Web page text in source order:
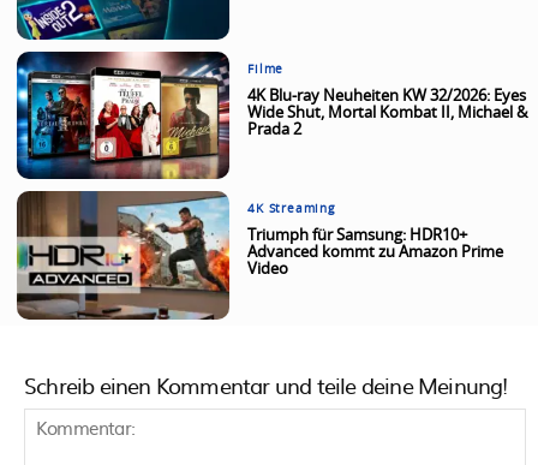
Filme
4K Blu-ray Neuheiten KW 32/2026: Eyes
Wide Shut, Mortal Kombat II, Michael &
Prada 2
4K Streaming
Triumph für Samsung: HDR10+
Advanced kommt zu Amazon Prime
Video
Schreib einen Kommentar und teile deine Meinung!